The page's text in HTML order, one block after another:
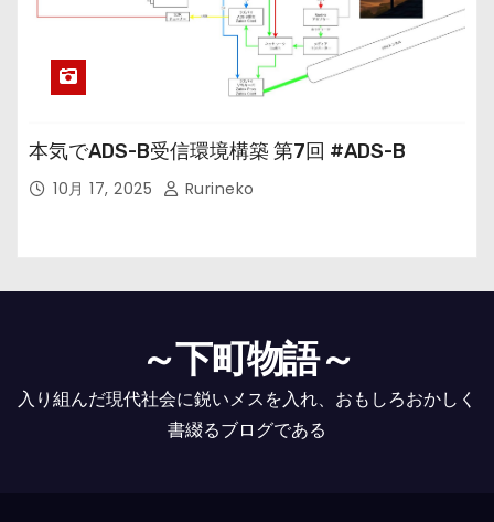
本気でADS-B受信環境構築 第7回 #ADS-B
10月 17, 2025 Rurineko
～下町物語～
入り組んだ現代社会に鋭いメスを入れ、おもしろおかしく
書綴るブログである